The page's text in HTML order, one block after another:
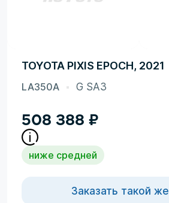
TOYOTA PIXIS EPOCH, 2021
LA350A G SA3
508 388 ₽
ниже средней
Заказать такой же